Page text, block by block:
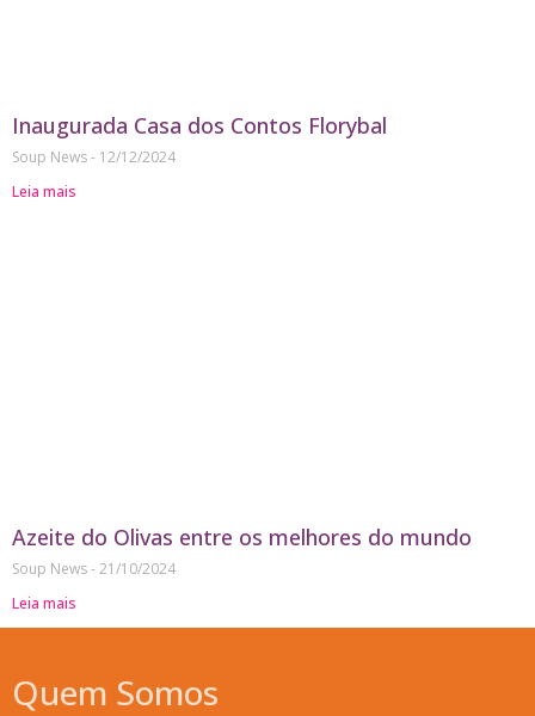
Inaugurada Casa dos Contos Florybal
Soup News
12/12/2024
Leia mais
Azeite do Olivas entre os melhores do mundo
Soup News 21/10/2024
Leia mais
Quem Somos